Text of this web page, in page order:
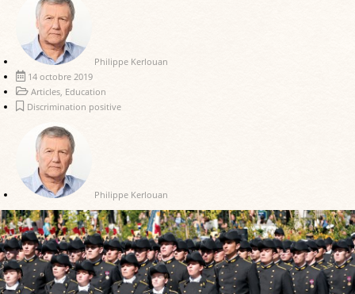
Philippe Kerlouan
14 octobre 2019
Articles Education
Discrimination positive
Philippe Kerlouan